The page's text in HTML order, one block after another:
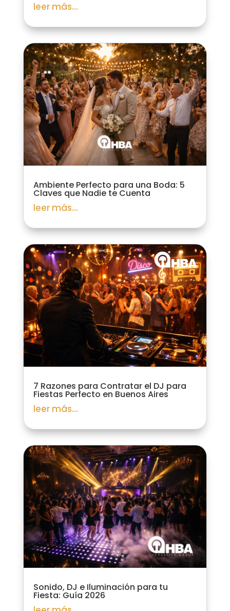
leer más...
Ambiente Perfecto para una Boda: 5
Claves que Nadie te Cuenta
leer más...
7 Razones para Contratar el DJ para
Fiestas Perfecto en Buenos Aires
leer más...
Sonido, DJ e Iluminación para tu
Fiesta: Guía 2026